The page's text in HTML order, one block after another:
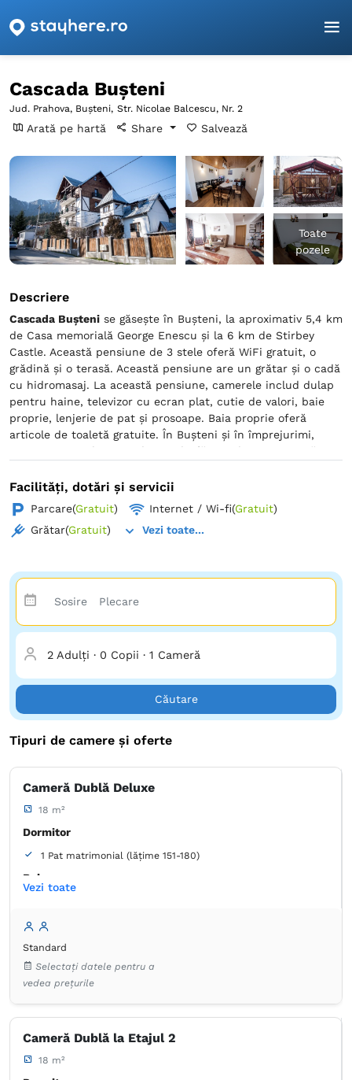
Pagina principală
Cascada Bușteni
Jud. Prahova, Buşteni, Str. Nicolae Balcescu, Nr. 2
Arată pe hartă Share Salvează
Toate
pozele
Descriere
Cascada Bușteni se găsește în Buşteni, la aproximativ 5,4 km
de Casa memorială George Enescu și la 6 km de Stirbey
Castle. Această pensiune de 3 stele oferă WiFi gratuit, o
grădină și o terasă. Această pensiune are un grătar și o cadă
cu hidromasaj. La această pensiune, camerele includ dulap
pentru haine, televizor cu ecran plat, cutie de valori, baie
proprie, lenjerie de pat și prosoape. Baia proprie oferă
articole de toaletă gratuite. În Buşteni și în împrejurimi,
oaspeții cazați la Cascada pot desfășura diverse activități.
și la 34 km de Aventura Parc Brașov iar aeroportul
Internaţional Henri Coandă București se află la 113 km.
Facilități, dotări și servicii
Parcare(Gratuit) Internet / Wi-fi(Gratuit)
Grătar(Gratuit) Vezi toate...
2 Adulți · 0 Copii · 1 Cameră
Căutare
Tipuri de camere și oferte
Cameră Dublă Deluxe
18 m²
Dormitor
1 Pat matrimonial (lățime 151-180)
Baie
Vezi toate
Standard
Selectați datele pentru a
vedea prețurile
Cameră Dublă la Etajul 2
18 m²